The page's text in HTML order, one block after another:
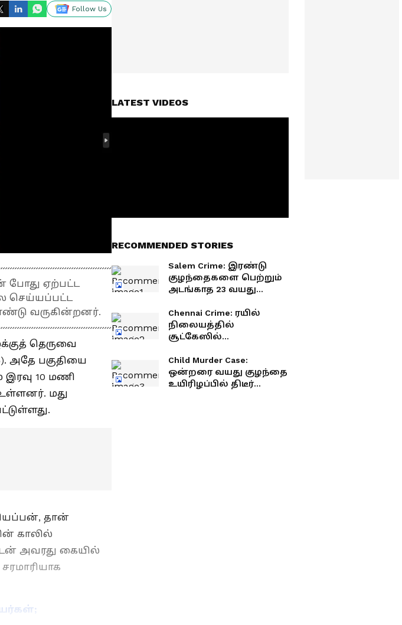
Follow Us
போது ஏற்பட்ட
செய்யப்பட்ட
வருகின்றனர்.
தெருவை
அதே பகுதியை
10 மணி
உள்ளனர். மது
தான்
காலில்
அவரது கையில்
LATEST VIDEOS
RECOMMENDED STORIES
Salem Crime: இரண்டு
குழந்தைகளை பெற்றும்
அடங்காத 23 வயது
நடந்தது என்ன?
Chennai Crime: ரயில்
நிலையத்தில்
சூட்கேஸில்
கணவனை துண்டு
துண்டாக வெட்டி
கொன்றது ஏன்? சிக்கிய
Child Murder Case:
ஒன்றரை வயது குழந்தை
உயிரிழப்பில் திடீர்